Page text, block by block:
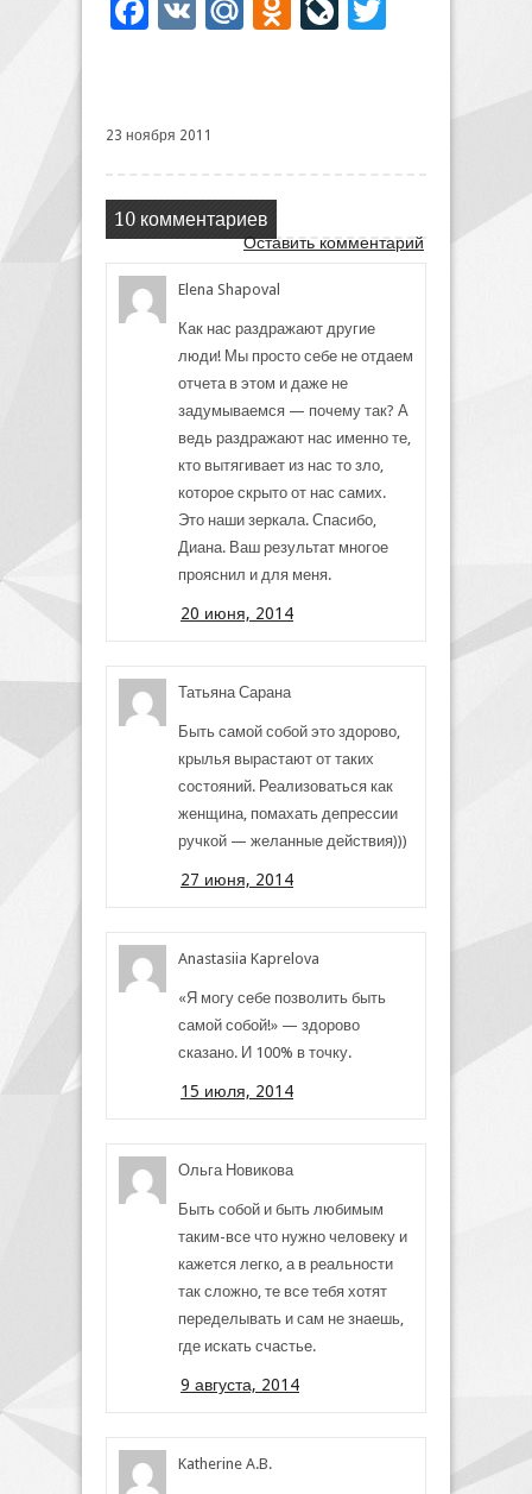
Facebook
VK Mail.Ru Odnoklassniki
LiveJournal
23 ноября 2011
10 комментариев
Оставить комментарий
Elena Shapoval
Как нас раздражают другие
люди! Мы просто себе не отдаем
отчета в этом и даже не
задумываемся — почему так? А
ведь раздражают нас именно те,
кто вытягивает из нас то зло,
которое скрыто от нас самих.
Это наши зеркала. Спасибо,
Диана. Ваш результат многое
прояснил и для меня.
20 июня, 2014
Татьяна Сарана
Быть самой собой это здорово,
крылья вырастают от таких
состояний. Реализоваться как
женщина, помахать депрессии
ручкой — желанные действия)))
27 июня, 2014
Anastasiia Kaprelova
«Я могу себе позволить быть
самой собой!» — здорово
сказано. И 100% в точку.
15 июля, 2014
Ольга Новикова
Быть собой и быть любимым
таким-все что нужно человеку и
кажется легко, а в реальности
так сложно, те все тебя хотят
переделывать и сам не знаешь,
где искать счастье.
9 августа, 2014
Katherine A.B.